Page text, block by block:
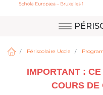
Question,
demande,
contactez
service !Site
Périscolaire Uccle
IMPORTANT :
COURS DE